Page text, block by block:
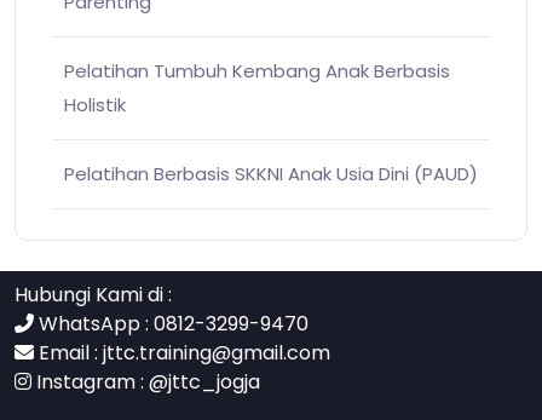
Pelatihan Tumbuh Kembang Anak Berbasis
Holistik
Pelatihan Berbasis SKKNI Anak Usia Dini (PAUD)
Hubungi Kami di :
WhatsApp : 0812-3299-9470
Email : jttc.training@gmail.com
Instagram : @jttc_jogja